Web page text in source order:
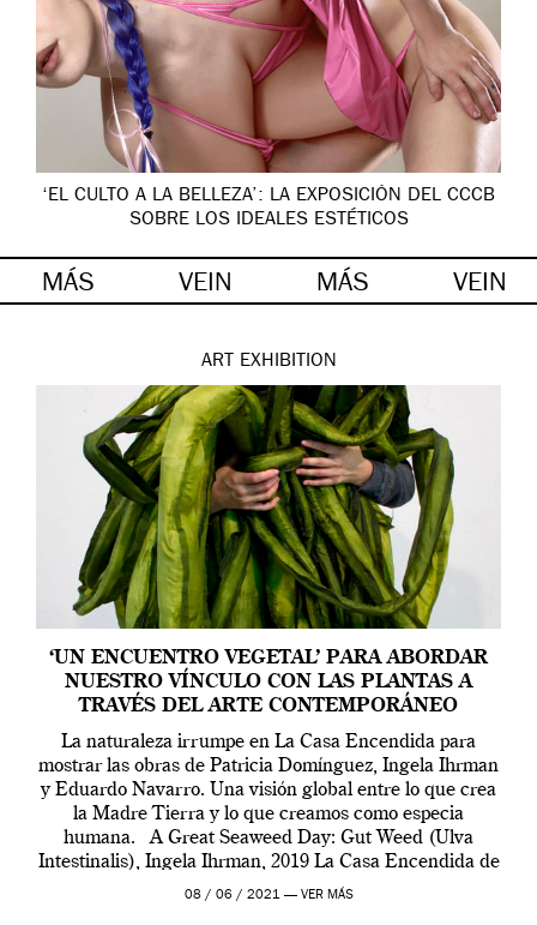
‘EL CULTO A LA BELLEZA’: LA EXPOSICIÓN DEL CCCB
SOBRE LOS IDEALES ESTÉTICOS
MÁS VEIN MÁS VEIN
ART EXHIBITION
‘UN ENCUENTRO VEGETAL’ PARA ABORDAR
NUESTRO VÍNCULO CON LAS PLANTAS A
TRAVÉS DEL ARTE CONTEMPORÁNEO
La naturaleza irrumpe en La Casa Encendida para
mostrar las obras de Patricia Domínguez, Ingela Ihrman
y Eduardo Navarro. Una visión global entre lo que crea
la Madre Tierra y lo que creamos como especia
humana. A Great Seaweed Day: Gut Weed (Ulva
Intestinalis), Ingela Ihrman, 2019 La Casa Encendida de
Madrid y la Wellcome […]
08 / 06 / 2021 — VER MÁS